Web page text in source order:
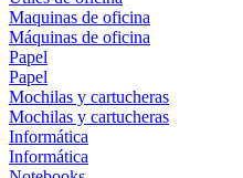
Maquinas de oficina
Máquinas de oficina
Papel
Papel
Mochilas y cartucheras
Mochilas y cartucheras
Informática
Informática